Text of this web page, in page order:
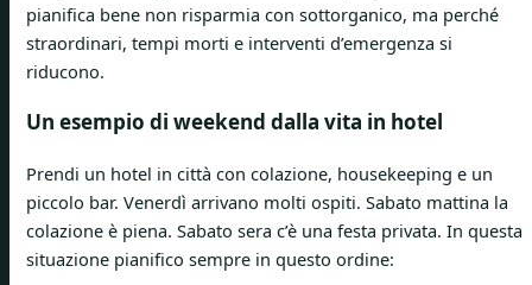
pianifica bene non risparmia con sottorganico, ma perché
straordinari, tempi morti e interventi d’emergenza si
riducono.
Un esempio di weekend dalla vita in hotel
Prendi un hotel in città con colazione, housekeeping e un
piccolo bar. Venerdì arrivano molti ospiti. Sabato mattina la
colazione è piena. Sabato sera c’è una festa privata. In questa
situazione pianifico sempre in questo ordine: